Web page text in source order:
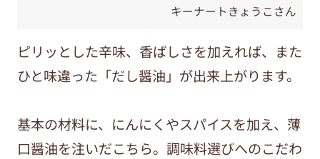
キーナートきょうこさん
ピリッとした辛味、香ばしさを加えれば、また
ひと味違った「だし醤油」が出来上がります。
基本の材料に、にんにくやスパイスを加え、薄
口醤油を注いだこちら。調味料選びへのこだわ